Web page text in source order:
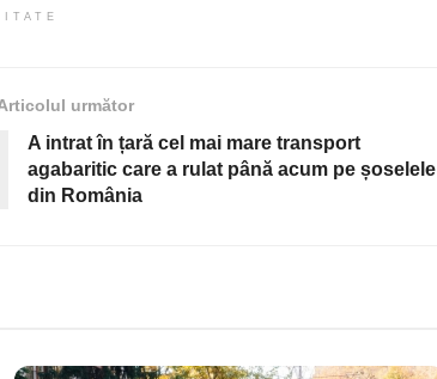
următor
A intrat în țară cel mai mare transport
agabaritic care a rulat până acum pe șoselele
din România